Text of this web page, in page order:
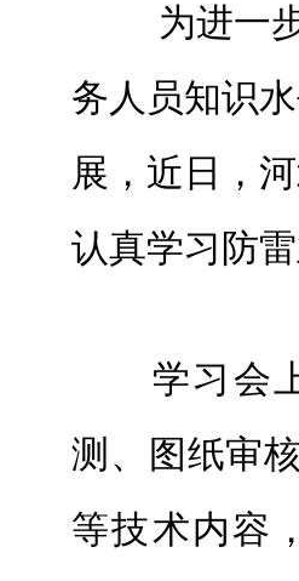
为进一步
务人员知识
展，近日，
认真学习防
学习会上
测、图纸审
等技术内容